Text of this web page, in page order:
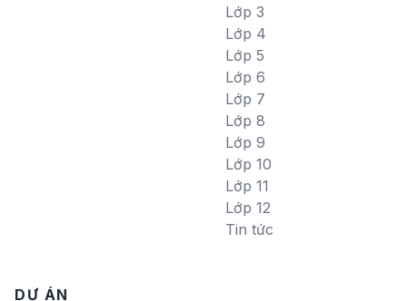
Lớp 3
Lớp 4
Lớp 5
Lớp 6
Lớp 7
Lớp 8
Lớp 9
Lớp 10
Lớp 11
Lớp 12
Tin tức
DỰ ÁN